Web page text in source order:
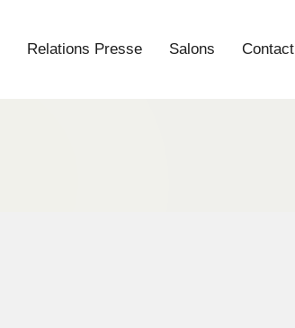
Relations Presse Salons Contact